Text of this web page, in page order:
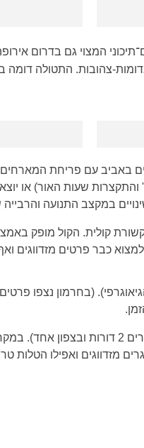
מין ים־תיכוני המצוי גם
צהובות. התטולה דומה
באביב עם פריחת
והתקצרות שעות האור) או
במקצב התנועה והרבייה
קולית. הקול מופק
כבר פרטים מזדווגים
(בחרמון נצפו
לא ברור כמה דורות בשנה מקימים מינים אלה
מזדווגים ואפילו הטלות